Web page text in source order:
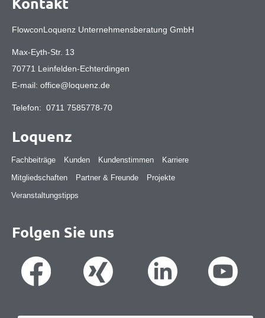
FlowconLoquenz Unternehmensberatung GmbH
Max-Eyth-Str. 13
70771 Leinfelden-Echterdingen
E-mail: office@loquenz.de
Telefon: 0711 7585778-70
Loquenz
Fachbeiträge Kunden Kundenstimmen
Karriere
Mitgliedschaften
Partner & Freunde
Projekte
Veranstaltungstipps
Folgen Sie uns